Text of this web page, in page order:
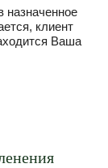
назначенное
клиент
Ваша